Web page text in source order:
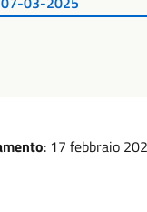
: 17 febbraio